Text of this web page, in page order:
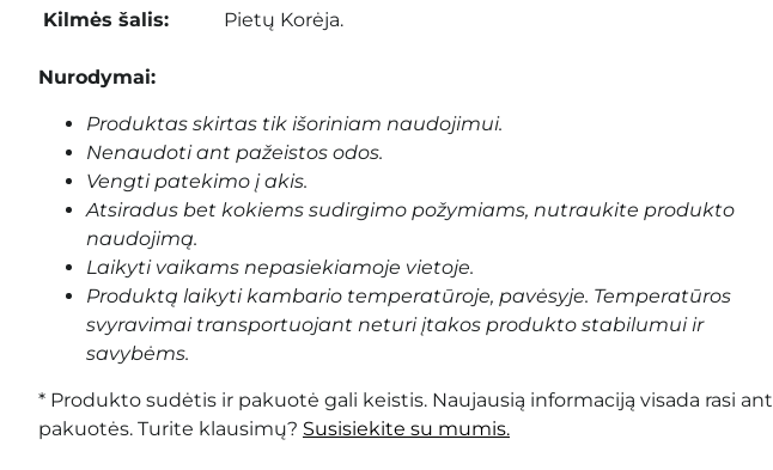
Kilmės šalis:
Pietų Korėja.
Nurodymai:
Produktas skirtas tik išoriniam naudojimui.
Nenaudoti ant pažeistos odos.
Vengti patekimo į akis.
Atsiradus bet kokiems sudirgimo požymiams, nutraukite produkto
naudojimą.
Laikyti vaikams nepasiekiamoje vietoje.
Produktą laikyti kambario temperatūroje, pavėsyje. Temperatūros
svyravimai transportuojant neturi įtakos produkto stabilumui ir
savybėms.
* Produkto sudėtis ir pakuotė gali keistis. Naujausią informaciją visada rasi ant
pakuotės. Turite klausimų? Susisiekite su mumis.